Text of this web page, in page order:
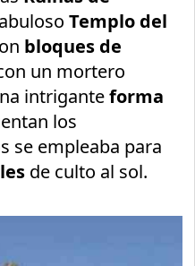
Templo del
bloques de
un mortero
intriganteforma
los
se empleaba para
de culto al sol.